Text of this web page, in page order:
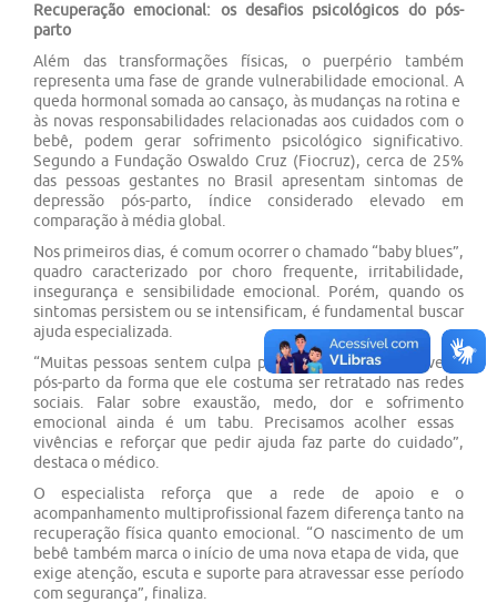
Recuperação emocional: ​​os desafios psicológicos do pós-
parto​​​​ ​
Além das transformações físicas, o puerpério também
representa uma fase de grande vulnerabilidade emocional. A
queda hormonal ​somada ao cansaço, às mudanças na rotina e ​​
às novas responsabilidades relacionadas aos cuidados com o
bebê,​​ pode​m​ gerar sofrimento psicológico significativo.
Segundo a Fundação Oswaldo Cruz (Fiocruz), cerca de 25%
das pessoas gestantes no Brasil apresentam sintomas de
depressão pós-parto, índice considerado elevado em
comparação à média global.
Nos primeiros dias, é comum ocorrer o chamado “baby blues”,
​quadro ​caracterizado por choro frequente, irritabilidade,
insegurança e sensibilidade emocional. Porém, quando os
sintomas persistem ou se intensificam, é fundamental buscar
ajuda especializada.
“Muitas ​​pessoas ​​sentem culpa por não conseguirem viver o
pós-parto da forma que ​​ele costuma ser retratado nas​​ redes
sociais. Falar sobre exaustão, medo, dor e sofrimento
emocional ainda é um tabu. Precisamos acolher essas ​​
vivências ​​e reforçar que pedir ajuda faz parte do cuidado”,
destaca o médico.
O especialista reforça que a rede de apoio ​e o
acompanhamento multiprofissional fazem diferença tanto na
recuperação física quanto emocional​. “O nascimento de um
bebê também ​​marca o início de uma nova etapa de vida​​, que ​​
exige​​ atenção, escuta e suporte para atravessar esse período
com segurança”, finaliza.